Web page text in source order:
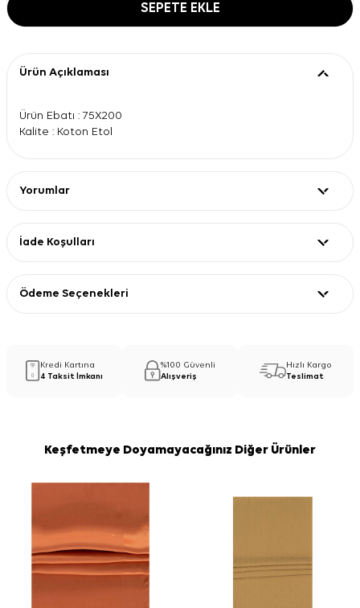
SEPETE EKLE
Ürün Açıklaması
Ürün Ebatı : 75X200
Kalite : Koton Etol
Yorumlar
İade Koşulları
Ödeme Seçenekleri
Kredi Kartına
4 Taksit İmkanı
%100 Güvenli
Alışveriş
Hızlı Kargo
Teslimat
Keşfetmeye Doyamayacağınız Diğer Ürünler